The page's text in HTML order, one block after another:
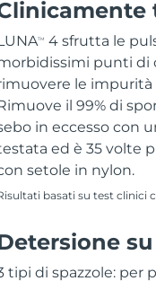
TM 4 sfrutta le
punti di
le
il 99% di
in eccesso con
ed è 35 volte
setole in nylon.
basati su test clinici
tipi di spazzole: per